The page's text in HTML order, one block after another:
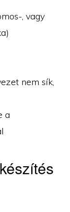
, vagy
nem sík,
a